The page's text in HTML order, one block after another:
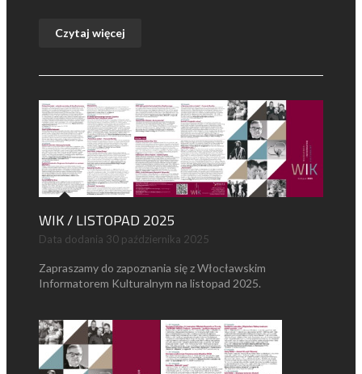
Czytaj więcej
WIK / LISTOPAD 2025
Data dodania 30 października 2025
Zapraszamy do zapoznania się z Włocławskim
Informatorem Kulturalnym na listopad 2025.